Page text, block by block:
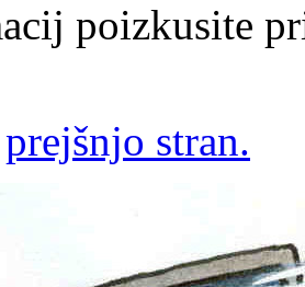
poizkusite
prejšnjo stran.